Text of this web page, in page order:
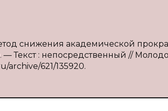
снижения академической
Текст : непосредственный //
archive/621/135920.